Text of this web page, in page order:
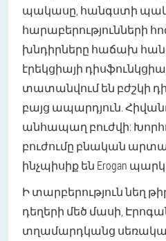
պակասը, հանգստի
հարաբերությունների
խնդիրները հաճախ
էրեկցիայի
տատանվում են բժշկի
բայց ապարդյուն.
անհապաղ բուժվի:
բուժումը բնական
ինչպիսիք են Erogan
Ի տարբերություն նեղ
դեղերի մեծ մասի,
տղամարդկանց